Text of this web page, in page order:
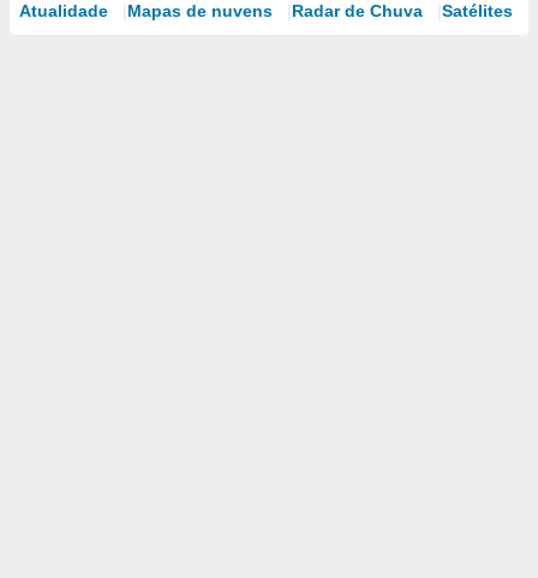
Atualidade Mapas de nuvens Radar de Chuva Satélites